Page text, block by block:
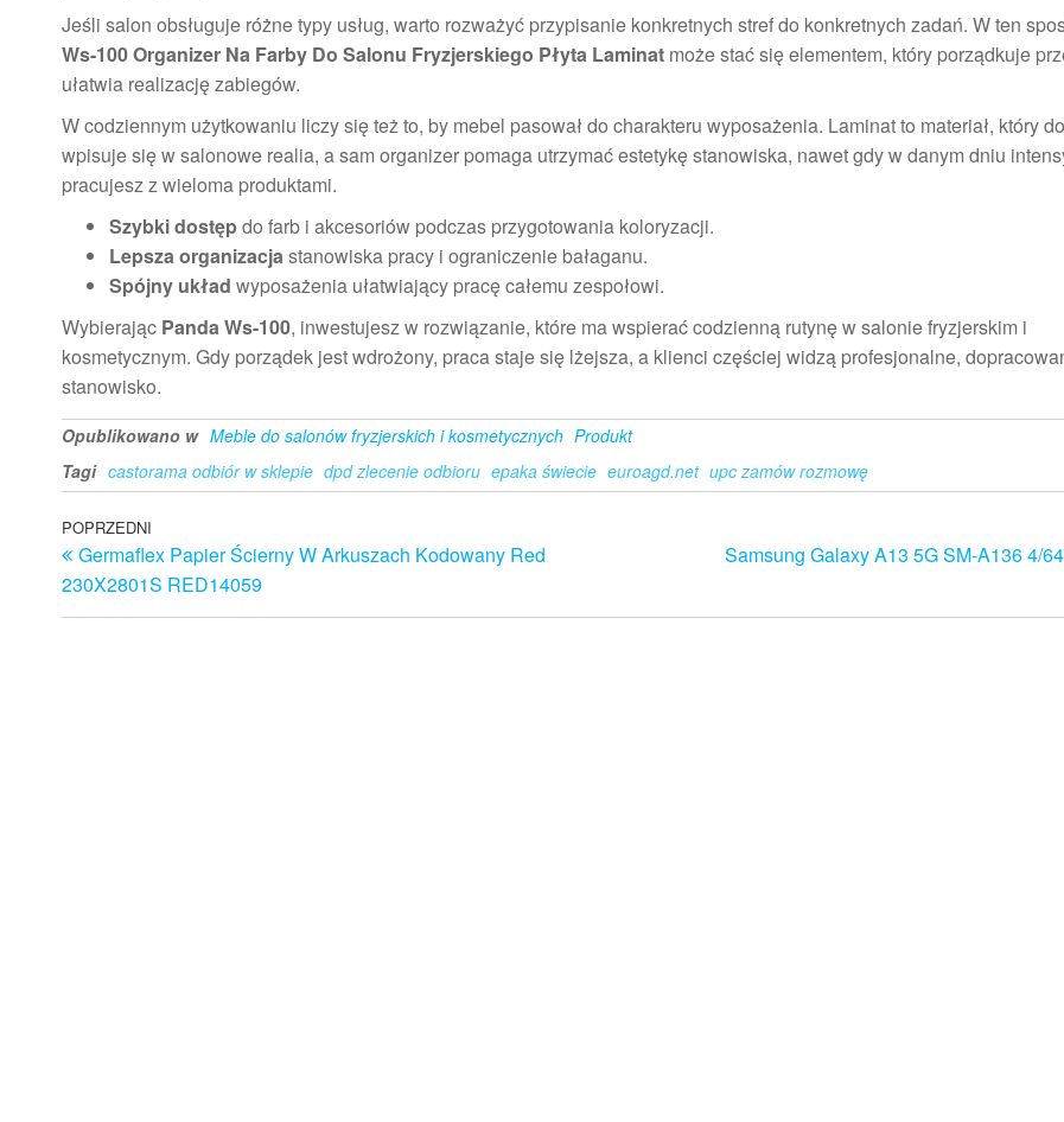
Jeśli salon obsługuje różne typy usług, warto rozważyć przypisanie konkretnych stref do konkretnych zadań. W ten
Ws-100 Organizer Na Farby Do Salonu Fryzjerskiego Płyta Laminat może stać się elementem, który porządkuje
ułatwia realizację zabiegów.
W codziennym użytkowaniu liczy się też to, by mebel pasował do charakteru wyposażenia. Laminat to materiał, który
wpisuje się w salonowe realia, a sam organizer pomaga utrzymać estetykę stanowiska, nawet gdy w danym dniu
pracujesz z wieloma produktami.
Szybki dostęp do farb i akcesoriów podczas przygotowania koloryzacji.
Lepsza organizacjastanowiska pracy i ograniczenie bałaganu.
Spójny układ wyposażenia ułatwiający pracę całemu zespołowi.
Wybierając Panda Ws-100, inwestujesz w rozwiązanie, które ma wspierać codzienną rutynę w salonie fryzjerskim i
kosmetycznym. Gdy porządek jest wdrożony, praca staje się lżejsza, a klienci częściej widzą profesjonalne,
stanowisko.
Opublikowano w Meble do salonów fryzjerskich i kosmetycznych Produkt
Tagi castorama odbiór w sklepie dpd zlecenie odbioru epaka świecie euroagd.net upc zamów rozmowę
Nawigacja
wpisu
Poprzedni
wpis
POPRZEDNI
Germaflex Papier Ścierny W Arkuszach Kodowany Red
230X2801S RED14059
Samsung Galaxy A13 5G SM-A136 4/